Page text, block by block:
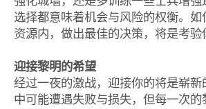
选择都意味着机会与风险的权衡。
资源内，做出最佳的决策，将是考验
迎接黎明的希望
经过一夜的激战，迎接你的将是崭
中可能遭遇失败与损失，但每一次